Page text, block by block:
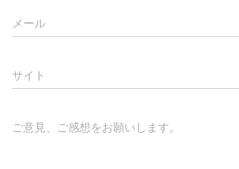
メール
サイト
ご意見、ご感想をお願いします。